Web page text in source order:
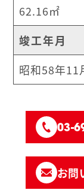
62.16㎡
竣工年月
昭和58年11
03-
お問